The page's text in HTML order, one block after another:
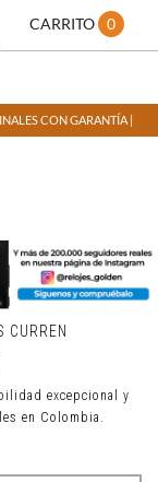
CARRITO 0
CON GARANTÍA |
CURREN
excepcional y
en Colombia.